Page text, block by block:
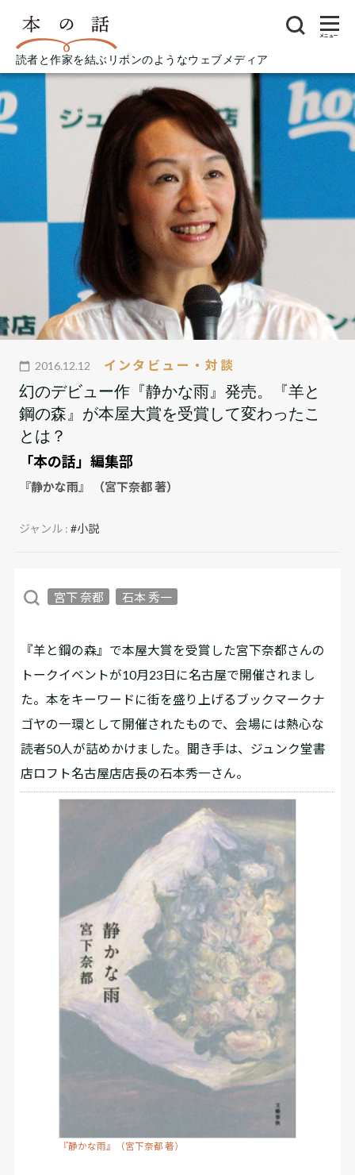
読者と作家を結ぶリボンのようなウェブメディア
メニュー
2016.12.12 インタビュー・対談
幻のデビュー作『静かな雨』発売。『羊と
鋼の森』が本屋大賞を受賞して変わったこ
とは？
「本の話」編集部
『静かな雨』 （宮下奈都 著）
ジャンル :#小説
宮下 奈都 石本 秀一
『羊と鋼の森』で本屋大賞を受賞した宮下奈都さんの
トークイベントが10月23日に名古屋で開催されまし
た。本をキーワードに街を盛り上げるブックマークナ
ゴヤの一環として開催されたもので、会場には熱心な
読者50人が詰めかけました。聞き手は、ジュンク堂書
店ロフト名古屋店店長の石本秀一さん。
『静かな雨』（宮下奈都 著）